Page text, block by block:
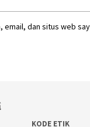
email, dan situs web
KODE ETIK